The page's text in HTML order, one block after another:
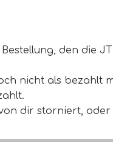
den die
nicht als bezahlt
von dir storniert,